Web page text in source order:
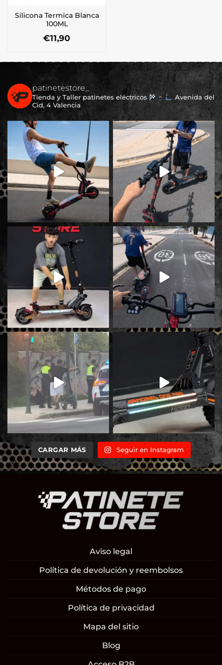
Silicona Termica Blanca
100ML
€11,90
patinetestore_
Tienda y Taller patinetes eléctricos
Avenida del
Cid, 4 Valencia
CARGAR MÁS Seguir en Instagram
Aviso legal
Política de devolución y reembolsos
Métodos de pago
Política de privacidad
Mapa del sitio
Blog